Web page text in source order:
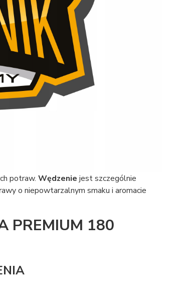
potraw. Wędzenie jest szczególnie
o niepowtarzalnym smaku i aromacie
PREMIUM 180